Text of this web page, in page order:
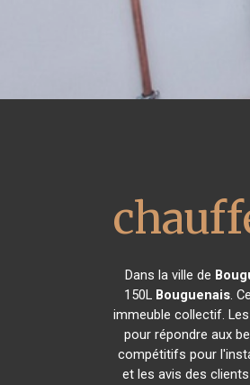
Dans la ville de
150L Bouguenais.
immeuble collectif.
pour répondre aux
compétitifs pour
et les avis des